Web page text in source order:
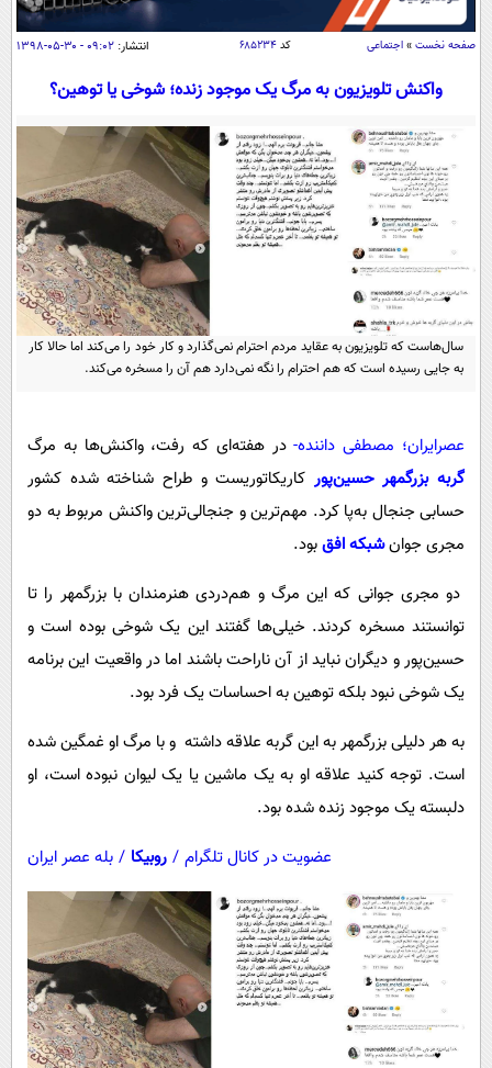
اقتصاد
اقتصادی
جامعه
حوادث
سلامت
یک برش دانایی
بین الملل
سیاست خارجی
فرهنگ و هنر
علم و دانش
اخبار کریپتو
سرگرمی
فیلم
اقتصاد
حوادث
محیط زیست
فرهنگی
بین الملل
حیات وحش
سیاست خارجی
عصر ایران 2
داستان کوتاه
دانلود
صفحه نخست » اجتماعی کد ۶۸۵۲۳۴ انتشار: ۰۹:۰۲ - ۳۰-۰۵-۱۳۹۸
واکنش تلویزیون به مرگ یک موجود زنده؛ شوخی یا توهین؟
سال‌هاست که تلویزیون به عقاید مردم احترام نمی‌گذارد و کار خود را می‌کند اما حالا کار
به جایی رسیده است که هم احترام را نگه نمی‌دارد هم آن را مسخره می‌کند.
عصرایران؛ مصطفی داننده-در هفته‌ای که رفت، واکنش‌ها به مرگ
گربه بزرگمهر حسین‌پور کاریکاتوریست و طراح شناخته شده کشور
حسابی جنجال به‌پا کرد. مهم‌ترین و جنجالی‌ترین واکنش مربوط به دو
مجری جوانشبکه افقبود.
دو مجری جوانی که این مرگ و هم‌دردی هنرمندان با بزرگمهر را تا
توانستند مسخره کردند. خیلی‌ها گفتند این یک شوخی بوده است و
حسین‌پور و دیگران نباید از آن ناراحت باشند اما در واقعیت این برنامه
یک شوخی نبود بلکه توهین به احساسات یک فرد بود.
به هر دلیلی بزرگمهر به این گربه علاقه داشته و با مرگ او غمگین شده
است. توجه کنید علاقه او به یک ماشین یا یک لیوان نبوده است، او
دلبسته یک موجود زنده شده بود.
عضویت در کانال تلگرام / روبیکا / بله عصر ایران